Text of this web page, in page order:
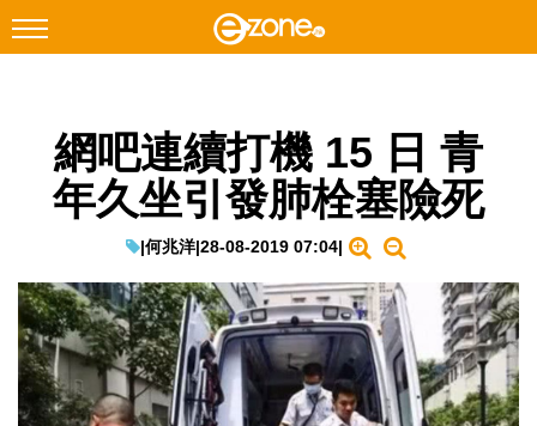
Facebook Instagram
科技焦點
遊戲動漫
教學評測
EduTech
網吧連續打機 15 日 青
年久坐引發肺栓塞險死
|何兆洋|28-08-2019 07:04|